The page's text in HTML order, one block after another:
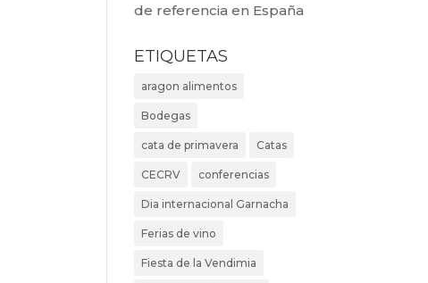
de referencia en España
ETIQUETAS
aragon alimentos
Bodegas
cata de primavera Catas
CECRV conferencias
Dia internacional Garnacha
Ferias de vino
Fiesta de la Vendimia